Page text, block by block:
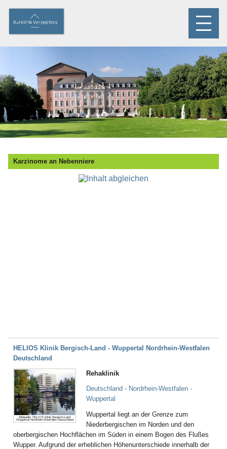
Karzinome an Nebenniere
HELIOS Klinik Bergisch-Land - Wuppertal Nordrhein-Westfalen
Deutschland
Bildquelle: HELIOS Klinik Bergisch-Land
Wuppertal Nordrhein-Westfalen Deutschland
Rehaklinik
Deutschland - Nordrhein-Westfalen -
Wuppertal
Wuppertal liegt an der Grenze zum
Niederbergischen im Norden und den
oberbergischen Hochflächen im Süden in einem Bogen des Flußes
Wupper. Aufgrund der erheblichen Höhenunterschiede innerhalb der